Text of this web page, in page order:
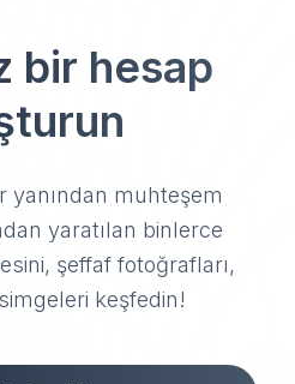
bir hesap
yanından muhteşem
yaratılan binlerce
şeffaf fotoğrafları,
keşfedin!